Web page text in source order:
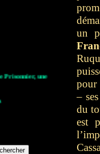
un
pour
–
du
est